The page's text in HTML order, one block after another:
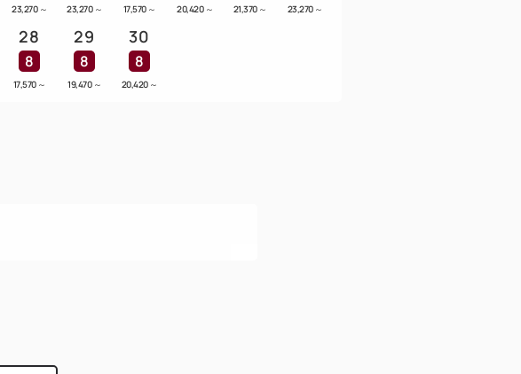
23,270 ～ 23,270 ～ 17,570 ～ 20,420 ～ 21,370 ～ 23,270 ～
28
8
17,570 ～
29
8
19,470 ～
30
8
20,420 ～